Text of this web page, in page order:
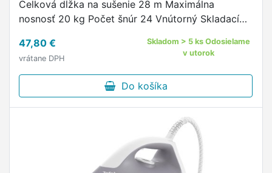
Celková dĺžka na sušenie 28 m Maximálna
nosnosť 20 kg Počet šnúr 24 Vnútorný Skladací
Kolieska Rozmery (VxŠxH) 95 x 200 x …
47,80 €
vrátane DPH
Skladom > 5 ks Odosielame
v utorok
Do košíka